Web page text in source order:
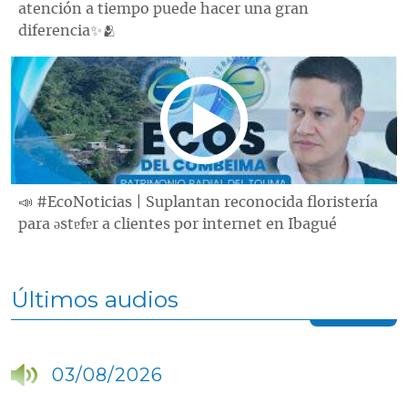
atención a tiempo puede hacer una gran
diferencia✨🫂
📣 #EcoNoticias | Suplantan reconocida floristería
para ǝstɐfɐr a clientes por internet en Ibagué
Últimos audios
03/08/2026